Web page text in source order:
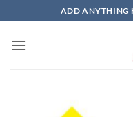
qua
nội
ADD ANYTHING